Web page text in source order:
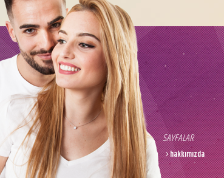
SAYFALAR
hakkımızda